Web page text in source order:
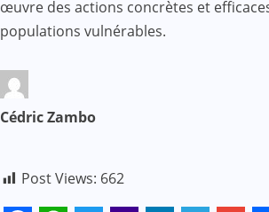
œuvre des actions concrètes et
populations vulnérables.
Cédric Zambo
Post Views: 662